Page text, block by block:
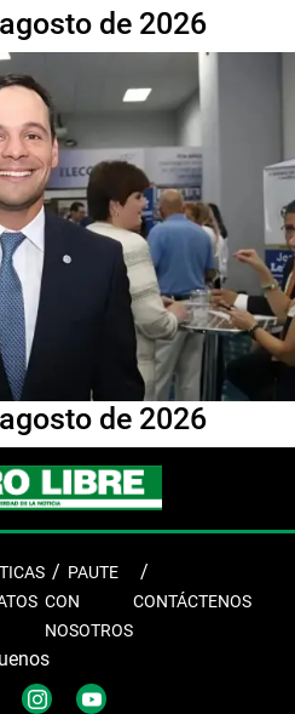
de 2026
de 2026
PAUTE
CON
NOSOTROS
CONTÁCTENOS